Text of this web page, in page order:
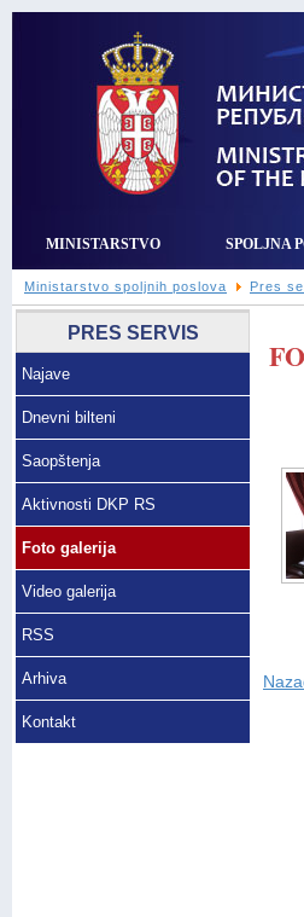
MINISTARSTVO SPOLJNA
Ministarstvo spoljnih poslova Pres
PRES SERVIS
Najave
Dnevni bilteni
Saopštenja
Aktivnosti DKP RS
Foto galerija
Video galerija
RSS
Arhiva
Kontakt